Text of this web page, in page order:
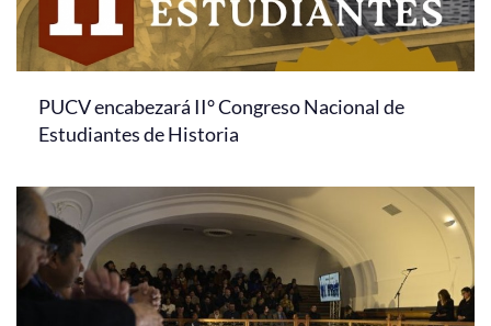
PUCV encabezará II° Congreso Nacional de
Estudiantes de Historia